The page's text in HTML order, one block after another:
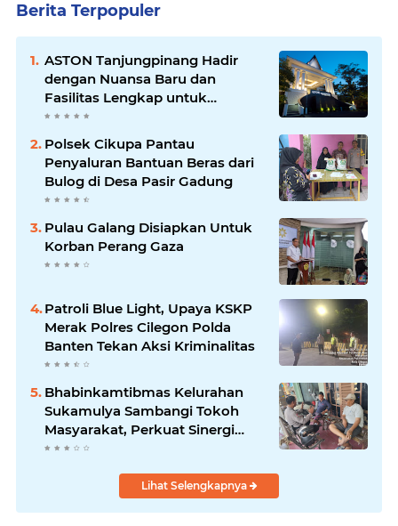
Berita Terpopuler
ASTON Tanjungpinang Hadir
dengan Nuansa Baru dan
Fasilitas Lengkap untuk
Kenyamanan Tamu
Polsek Cikupa Pantau
Penyaluran Bantuan Beras dari
Bulog di Desa Pasir Gadung
Pulau Galang Disiapkan Untuk
Korban Perang Gaza
Patroli Blue Light, Upaya KSKP
Merak Polres Cilegon Polda
Banten Tekan Aksi Kriminalitas
Bhabinkamtibmas Kelurahan
Sukamulya Sambangi Tokoh
Masyarakat, Perkuat Sinergi
Jaga Kamtibmas
Lihat Selengkapnya